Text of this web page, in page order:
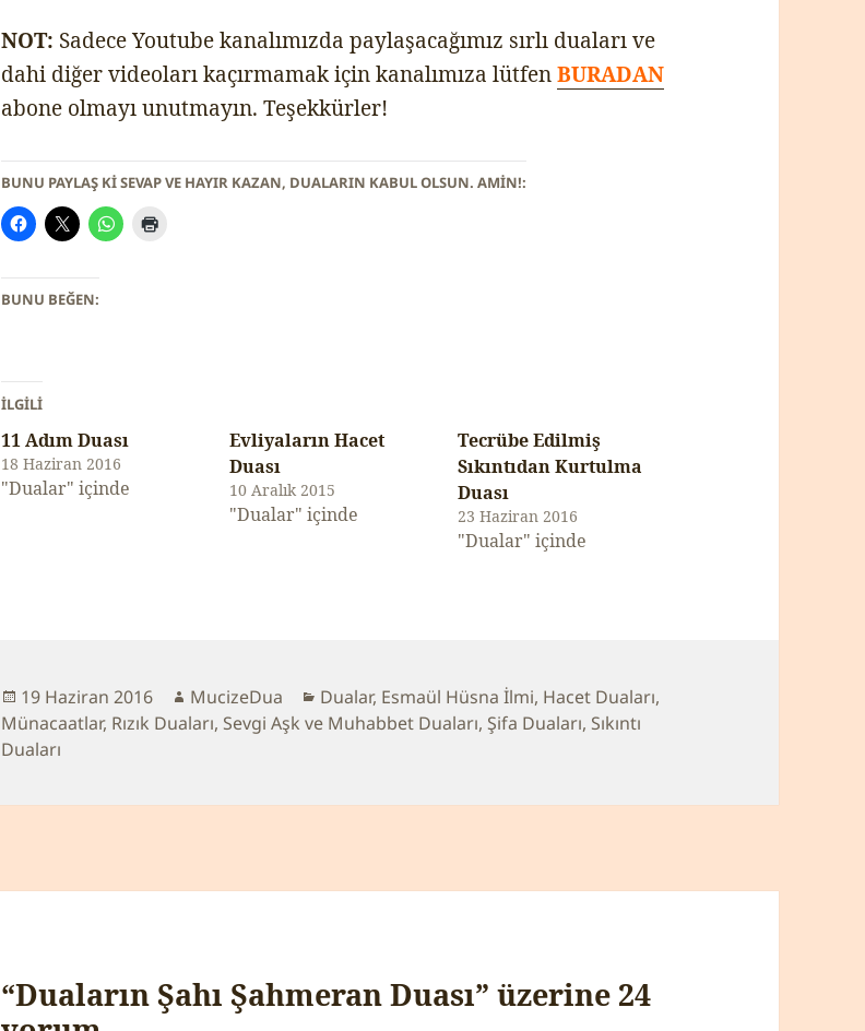
NOT: Sadece Youtube kanalımızda paylaşacağımız sırlı duaları ve
dahi diğer videoları kaçırmamak için kanalımıza lütfenBURADAN
abone olmayı unutmayın. Teşekkürler!
BUNU PAYLAŞ KI SEVAP VE HAYIR KAZAN, DUALARIN KABUL OLSUN. AMİN!:
BUNU BEĞEN:
İLGILI
11 Adım Duası
18 Haziran 2016
"Dualar" içinde
Evliyaların Hacet
Duası
10 Aralık 2015
"Dualar" içinde
Tecrübe Edilmiş
Sıkıntıdan Kurtulma
Duası
23 Haziran 2016
"Dualar" içinde
Yayın
tarihi
19 Haziran 2016 Yazar
MucizeDua Kategoriler
Dualar, Esmaül Hüsna İlmi, Hacet Duaları,
Münacaatlar, Rızık Duaları, Sevgi Aşk ve Muhabbet Duaları, Şifa Duaları, Sıkıntı
Duaları
“Duaların Şahı Şahmeran Duası” üzerine 24